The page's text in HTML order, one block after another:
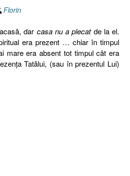
Florin
dar casa nu a plecatde la el.
era prezent … chiar în timpul
mare era absent tot timpul cât era
Tatălui, (sau în prezentul Lui)